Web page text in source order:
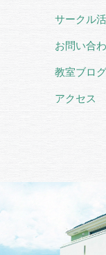
サークル
お問い合
教室ブログ
アクセス